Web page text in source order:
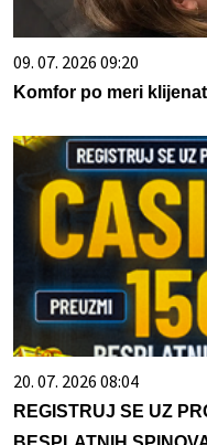
09. 07. 2026 09:20
Komfor po meri
20. 07. 2026 08:04
REGISTRUJ SE UZ